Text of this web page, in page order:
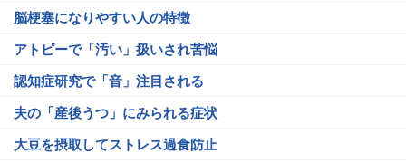
脳梗塞になりやすい人の特徴
アトピーで「汚い」扱いされ苦悩
認知症研究で「音」注目される
夫の「産後うつ」にみられる症状
大豆を摂取してストレス過食防止